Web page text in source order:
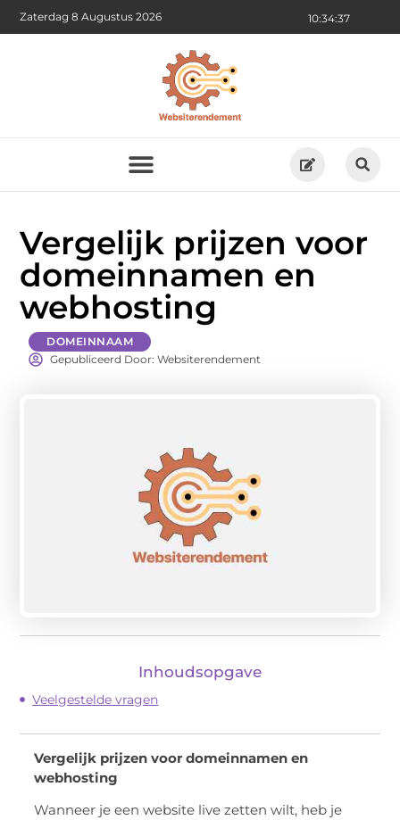
10:34:37
Zaterdag 8 Augustus 2026
Vergelijk prijzen voor
domeinnamen en
webhosting
DOMEINNAAM
Gepubliceerd Door: Websiterendement
Inhoudsopgave
Veelgestelde vragen
Vergelijk prijzen voor domeinnamen en
webhosting
Wanneer je een website live zetten wilt, heb je